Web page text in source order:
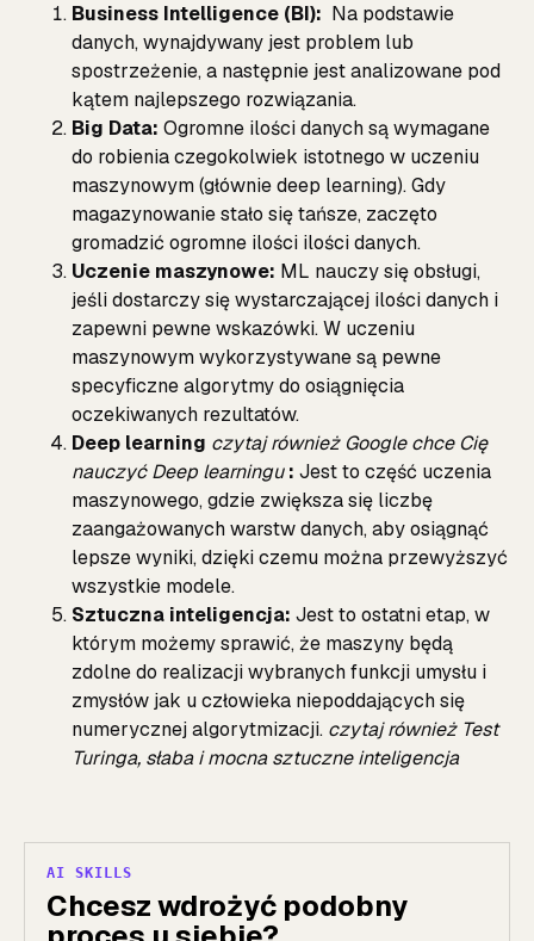
Business Intelligence (BI): Na podstawie
danych, wynajdywany jest problem lub
spostrzeżenie, a następnie jest analizowane pod
kątem najlepszego rozwiązania.
Big Data: Ogromne ilości danych są wymagane
do robienia czegokolwiek istotnego w uczeniu
maszynowym (głównie deep learning). Gdy
magazynowanie stało się tańsze, zaczęto
gromadzić ogromne ilości ilości danych.
Uczenie maszynowe: ML nauczy się obsługi,
jeśli dostarczy się wystarczającej ilości danych i
zapewni pewne wskazówki. W uczeniu
maszynowym wykorzystywane są pewne
specyficzne algorytmy do osiągnięcia
oczekiwanych rezultatów.
Deep learning czytaj również Google chce Cię
nauczyć Deep learningu: Jest to część uczenia
maszynowego, gdzie zwiększa się liczbę
zaangażowanych warstw danych, aby osiągnąć
lepsze wyniki, dzięki czemu można przewyższyć
wszystkie modele.
Sztuczna inteligencja: Jest to ostatni etap, w
którym możemy sprawić, że maszyny będą
zdolne do realizacji wybranych funkcji umysłu i
zmysłów jak u człowieka niepoddających się
numerycznej algorytmizacji. czytaj również Test
Turinga, słaba i mocna sztuczne inteligencja
AI SKILLS
Chcesz wdrożyć podobny